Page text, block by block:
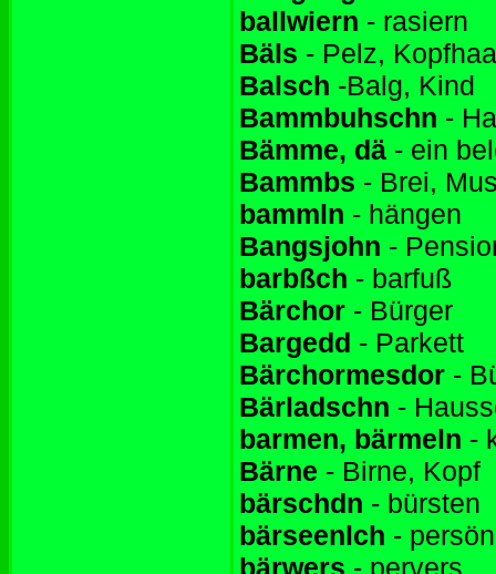
ballwiern - rasiern
Bäls - Pelz,
Balsch -Balg, Kind
Bammbuhschn -
Bämme, dä - ein
Bammbs - Brei,
bammln - hängen
Bangsjohn -
barbßch - barfuß
Bärchor - Bürger
Bargedd - Parkett
Bärchormesdor -
Bärladschn -
barmen, bärmeln -
Bärne - Birne, Kopf
bärschdn - bürsten
bärseenlch -
bärwers - pervers